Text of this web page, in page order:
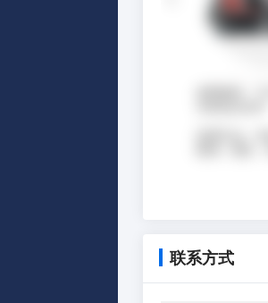
联系方式